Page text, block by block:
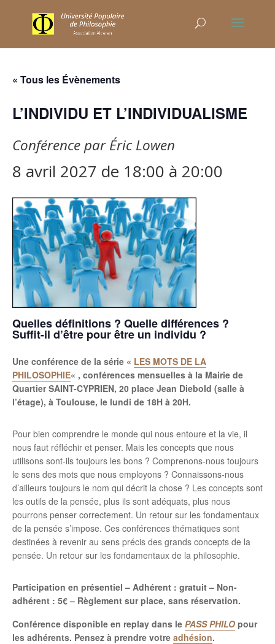
« Tous les Évènements
L’INDIVIDU ET L’INDIVIDUALISME
Conférence par Éric Lowen
8 avril 2027 de 18:00 à 20:00
Quelles définitions ? Quelle différences ?
Suffit-il d’être pour être un individu ?
Une conférence de la série « LES MOTS DE LA
PHILOSOPHIE« , conférences mensuelles à la Mairie de
Quartier SAINT-CYPRIEN, 20 place Jean Diebold (salle à
l’étage), à Toulouse, le lundi de 18H à 20H.
Pour bien comprendre le monde qui nous entoure et la vie, il
nous faut réfléchir et penser. Mais les concepts que nous
utilisons sont-ils toujours les bons ? Comprenons-nous toujours
le sens des mots que nous employons ? Connaissons-nous
d’ailleurs toujours le nom qui décrit la chose ? Les concepts sont
les outils de la pensée, plus ils sont adéquats, plus nous
pourrons penser correctement. Un retour sur les fondamentaux
de la pensée s’impose. Ces conférences thématiques sont
destinées à revenir au sens précis des grands concepts de la
pensée. Un retour sur les fondamentaux de la philosophie.
Participation en présentiel – Adhérent : gratuit – Non-
adhérent : 5€ – Règlement sur place, sans réservation.
Conférence disponible en replay dans le PASS PHILO pour
les adhérents. Pensez à prendre votre adhésion.